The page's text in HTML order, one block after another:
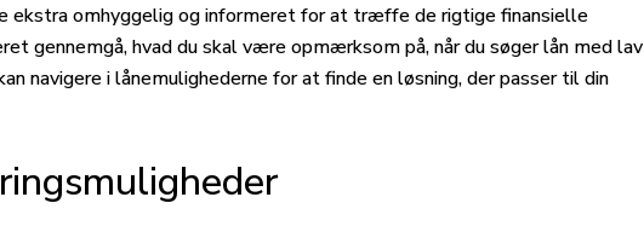
ekstra omhyggelig og informeret for at træffe de rigtige finansielle
gennemgå, hvad du skal være opmærksom på, når du søger lån med lav
navigere i lånemulighederne for at finde en løsning, der passer til din